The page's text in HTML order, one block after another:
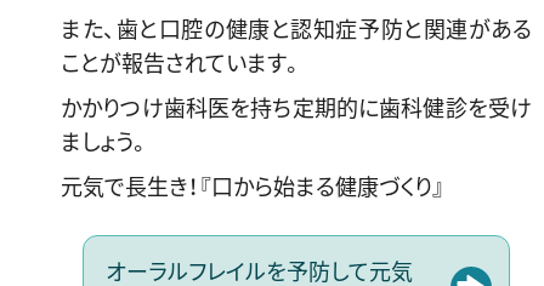
また、歯と口腔の健康と認知症予防と関連がある
ことが報告されています。
かかりつけ歯科医を持ち定期的に歯科健診を受け
ましょう。
元気で長生き！『口から始まる健康づくり』
オーラルフレイルを予防して元気